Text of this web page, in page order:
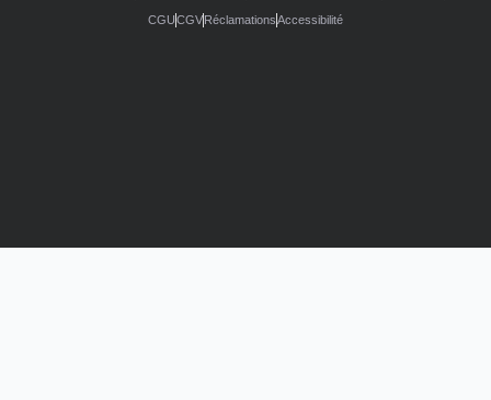
CGUCGVRéclamationsAccessibilité